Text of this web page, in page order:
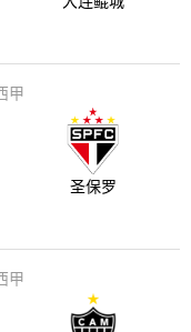
甲
圣保罗
甲